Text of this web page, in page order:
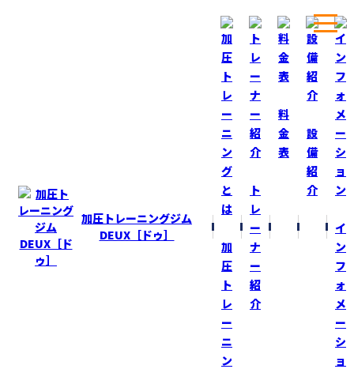
加圧トレーニングジム
DEUX［ドゥ］
加
圧
ト
レ
ー
ニ
ン
ト
レ
ー
ナ
ー
紹
介
料
金
表
設
備
紹
介
イ
ン
フ
ォ
メ
ー
シ
ョ
秋分の日！
2015-9-23
今日は、秋分の日（しゅうぶんのひ）は、
日本の国民の祝日の一つである！日付は
しばしば『昼と夜の長さが同じになる』
といわれるが、実際は昼の方が若干